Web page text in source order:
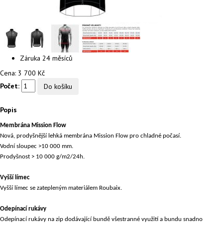
Záruka 24 měsíců
Cena: 3 700 Kč
Počet:
Popis
Membrána Mission Flow
Nová, prodyšnější lehká membrána Mission Flow pro chladné počasí.
Vodní sloupec >10 000 mm.
Prodyšnost > 10 000 g/m2/24h.
Vyšší límec
Vyšší límec se zatepleným materiálem Roubaix.
Odepínací rukávy
Odepínací rukávy na zip dodávající bundě všestranné využití a bundu snadno